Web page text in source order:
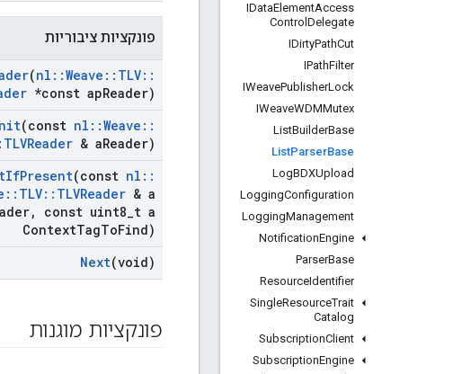
IDataElementAccess
Control Delegate
IDirtyPathCut
IPathFilter
IWeavePublisherLock
IWeaveWDMMutex
ListBuilderBase
ListParserBase
LogBDXUpload
LoggingConfiguration
LoggingManagement
NotificationEngine
ParserBase
ResourceIdentifier
SingleResourceTrait
Catalog
SubscriptionClient
SubscriptionEngine
פונקציות ציבוריות
(nl ::Weave :: TLV::
*const apReader)
(const nl ::Weave ::
TLVReader & aReader)
IfPresent(const nl ::
:: TLV:: TLVReader & a
, const uint8 t a
ContextTagToFind)
Next(void)
פונקציות מוגנות